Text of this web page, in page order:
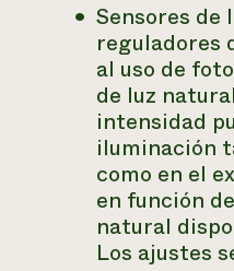
Sensores de
reguladores
al uso de
de luz
intensidad
iluminación
como en el
en función
natural
Los ajustes